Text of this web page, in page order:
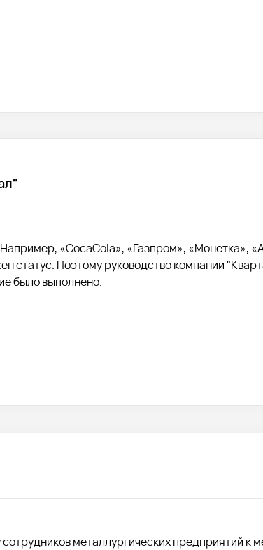
«CocaCola», «Газпром», «Монетка»,
статус. Поэтому руководство компании
было выполнено.
металлургических предприятий к